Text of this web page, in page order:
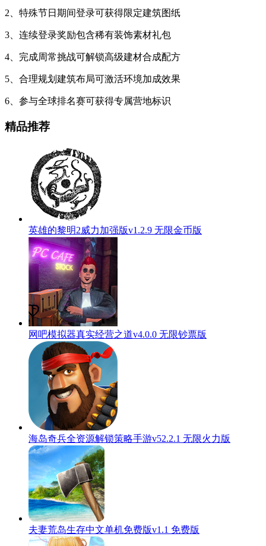
2、特殊节日期间登录可获得限定建筑图纸
3、连续登录奖励包含稀有装饰素材礼包
4、完成周常挑战可解锁高级建材合成配方
5、合理规划建筑布局可激活环境加成效果
6、参与全球排名赛可获得专属营地标识
精品推荐
英雄的黎明2威力加强版v1.2.9 无限金币版
网吧模拟器真实经营之道v4.0.0 无限钞票版
海岛奇兵全资源解锁策略手游v52.2.1 无限火力版
夫妻荒岛生存中文单机免费版v1.1 免费版